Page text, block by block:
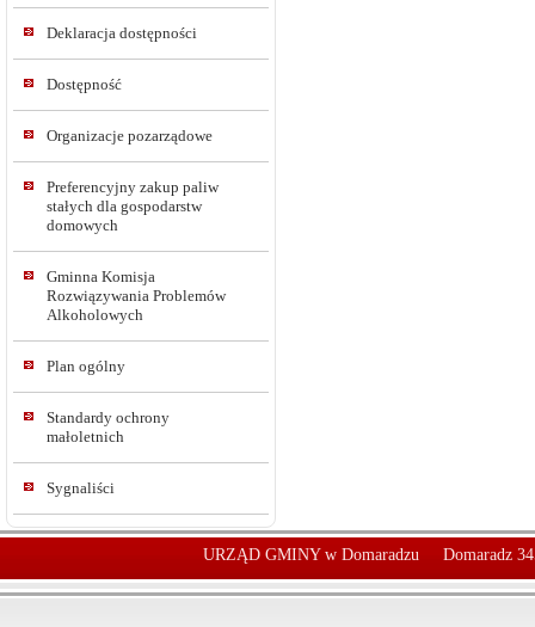
Deklaracja dostępności
Dostępność
Organizacje pozarządowe
Preferencyjny zakup paliw
stałych dla gospodarstw
domowych
Gminna Komisja
Rozwiązywania Problemów
Alkoholowych
Plan ogólny
Standardy ochrony
małoletnich
Sygnaliści
URZĄD GMINY w Domaradzu Domaradz